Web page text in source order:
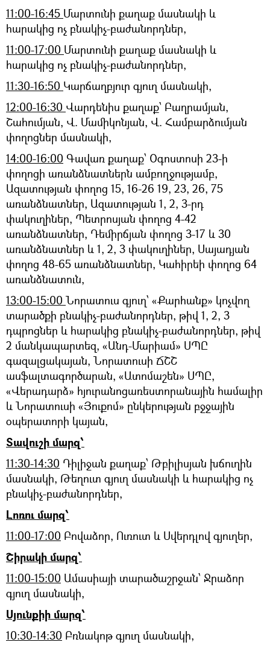
11:00-16:45 Մարտունի քաղաք մասնակի և
հարակից ոչ բնակիչ-բաժանորդներ,
11:00-17:00 Մարտունի քաղաք մասնակի և
հարակից ոչ բնակիչ-բաժանորդներ,
11:30-16:50 Կարճաղբյուր գյուղ մասնակի,
12:00-16:30 Վարդենիս քաղաք՝ Բաղրամյան,
Շահումյան, Վ. Մամիկոնյան, Վ. Համբարձումյան
փողոցներ մասնակի,
14:00-16:00 Գավառ քաղաք՝ Օգոստոսի 23-ի
փողոցի առանձնատներն ամբողջությամբ,
Ազատության փողոց 15, 16-26 19, 23, 26, 75
առանձնատներ, Ազատության 1, 2, 3-րդ
փակուղիներ, Պետրոսյան փողոց 4-42
առանձնատներ, Դեմիրճյան փողոց 3-17 և 30
առանձնատներ և 1, 2, 3 փակուղիներ, Սայադյան
փողոց 48-65 առանձնատներ, Կահիրեի փողոց 64
առանձնատուն,
13:00-15:00 Նորատուս գյուղ՝ «Քարհանք» կոչվող
տարածքի բնակիչ-բաժանորդներ, թիվ 1, 2, 3
դպրոցներ և հարակից բնակիչ-բաժանորդներ, թիվ
2 մանկապարտեզ, «Անդ-Մարիամ» ՍՊԸ
գազալցակայան, Նորատուսի ՃՇՇ
ասֆալտագործարան, «Ատոմաշեն» ՍՊԸ,
«Վերադարձ» հյուրանոցառեստորանային համալիր
և Նորատուսի «Յուքոմ» ընկերության բջջային
օպերատորի կայան,
Տավուշի մարզ՝
11:30-14:30 Դիլիջան քաղաք՝ Թբիլիսյան խճուղին
մասնակի, Թեղուտ գյուղ մասնակի և հարակից ոչ
բնակիչ-բաժանորդներ,
Լոռու մարզ՝
11:00-17:00 Բովաձոր, Ուռուտ և Սվերդլով գյուղեր,
Շիրակի մարզ՝
11։00-15։00 Ամասիայի տարածաշրջան՝ Ջրաձոր
գյուղ մասնակի,
Սյունքիի մարզ՝
10:30-14:30 Բռնակոթ գյուղ մասնակի,